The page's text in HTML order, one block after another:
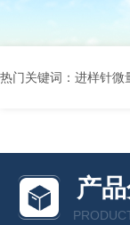
热门关键词：进样针微
产